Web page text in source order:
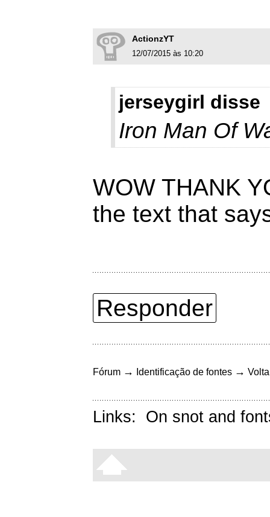
ActionzYT
12/07/2015 às 10:20
jerseygirl disse
Iron Man Of
WOW THANK
the text that
Responder
Fórum → Identificação de fontes →
Links: On snot and